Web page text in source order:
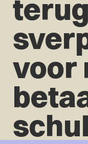
voor